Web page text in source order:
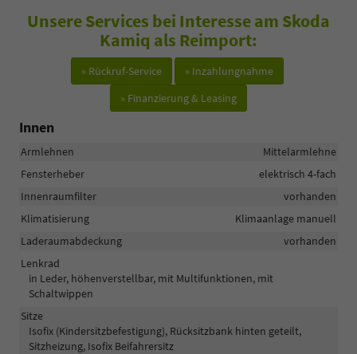
Unsere Services bei Interesse am Skoda
Kamiq als Reimport:
» Rückruf-Service
» Inzahlungnahme
» Finanzierung & Leasing
Innen
Armlehnen
Mittelarmlehne
Fensterheber
elektrisch 4-fach
Innenraumfilter
vorhanden
Klimatisierung
Klimaanlage manuell
Laderaumabdeckung
vorhanden
Lenkrad
in Leder, höhenverstellbar, mit Multifunktionen, mit
Schaltwippen
Sitze
Isofix (Kindersitzbefestigung), Rücksitzbank hinten geteilt,
Sitzheizung, Isofix Beifahrersitz